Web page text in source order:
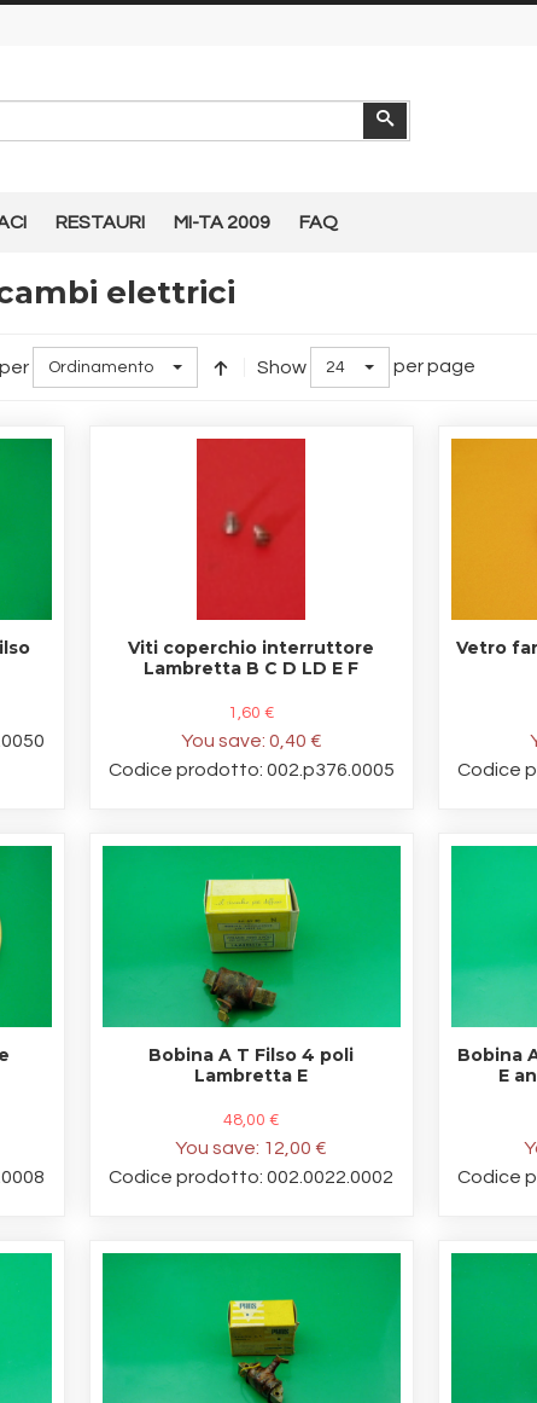
Cerca
RESTAURI MI-TA 2009 FAQ
elettrici
Ordinamento Show 24 per page
Viti coperchio interruttore
Lambretta B C D LD E F
1,60 €
You save: 0,40 €
Codice prodotto: 002.p376.0005
Vetro
Codice
Bobina A T Filso 4 poli
Lambretta E
48,00 €
You save: 12,00 €
Codice prodotto: 002.0022.0002
Bobina
E
Codice